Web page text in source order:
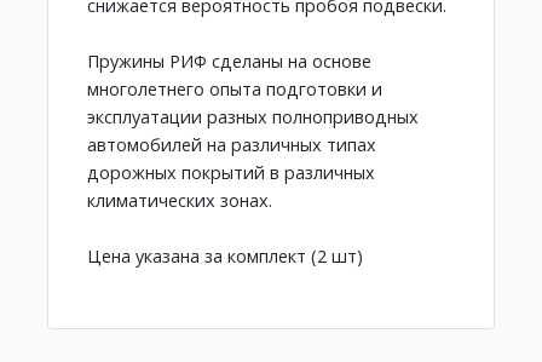
снижается вероятность пробоя подвески.
Пружины РИФ сделаны на основе
многолетнего опыта подготовки и
эксплуатации разных полноприводных
автомобилей на различных типах
дорожных покрытий в различных
климатических зонах.
Цена указана за комплект (2 шт)